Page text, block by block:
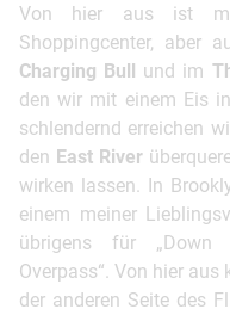
Von hier aus ist
Shoppingcenter, aber
Charging Bull und im
den wir mit einem Eis
schlendernd erreichen
den East River
wirken lassen. In
einem meiner
übrigens für „Down
Overpass“. Von hier
der anderen Seite des